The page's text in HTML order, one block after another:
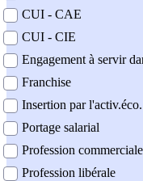
CUI - CAE
CUI - CIE
Engagement à servir
Franchise
Insertion par l'activ.éco.
Portage salarial
Profession commerciale
Profession libérale